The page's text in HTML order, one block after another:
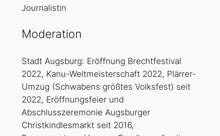
Journalistin
Moderation
Stadt Augsburg: Eröffnung Brechtfestival
2022, Kanu-Weltmeisterschaft 2022, Plärrer-
Umzug (Schwabens größtes Volksfest) seit
2022, Eröffnungsfeier und
Abschlusszeremonie Augsburger
Christkindlesmarkt seit 2016,